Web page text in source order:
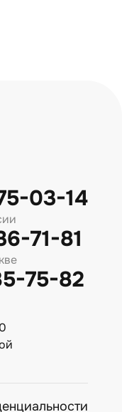
03-14
71-81
75-82